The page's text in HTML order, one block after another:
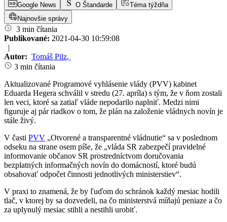
Google News O Štandarde
Téma týždňa
Najnovšie správy
3 min čítania
Publikované: 2021-04-30 10:59:08
|
Autor: Tomáš Pilz,
3 min čítania
Aktualizované Programové vyhlásenie vlády (PVV) kabinet
Eduarda Hegera schválil v stredu (27. apríla) s tým, že v ňom zostali
len veci, ktoré sa zatiaľ vláde nepodarilo naplniť. Medzi nimi
figuruje aj pár riadkov o tom, že plán na založenie vládnych novín je
stále živý.
V časti PVV „Otvorené a transparentné vládnutie“ sa v poslednom
odseku na strane osem píše, že „vláda SR zabezpečí pravidelné
informovanie občanov SR prostredníctvom doručovania
bezplatných informačných novín do domácností, ktoré budú
obsahovať odpočet činnosti jednotlivých ministerstiev“.
V praxi to znamená, že by ľuďom do schránok každý mesiac hodili
tlač, v ktorej by sa dozvedeli, na čo ministerstvá míňajú peniaze a čo
za uplynulý mesiac stihli a nestihli urobiť.